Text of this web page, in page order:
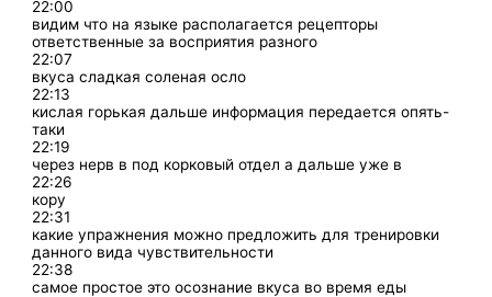
22:00
видим что на языке располагается рецепторы
ответственные за восприятия разного
22:07
вкуса сладкая соленая осло
22:13
кислая горькая дальше информация передается опять-
таки
22:19
через нерв в под корковый отдел а дальше уже в
22:26
кору
22:31
какие упражнения можно предложить для тренировки
данного вида чувствительности
22:38
самое простое это осознание вкуса во время еды